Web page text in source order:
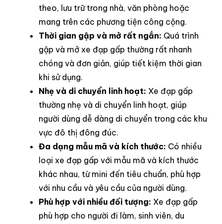
theo, lưu trữ trong nhà, văn phòng hoặc
mang trên các phương tiện công cộng.
Thời gian gập và mở rất ngắn: Quá trình
gập và mở xe đạp gấp thường rất nhanh
chóng và đơn giản, giúp tiết kiệm thời gian
khi sử dụng.
Nhẹ và di chuyển linh hoạt: Xe đạp gấp
thường nhẹ và di chuyển linh hoạt, giúp
người dùng dễ dàng di chuyển trong các khu
vực đô thị đông đúc.
Đa dạng mẫu mã và kích thước: Có nhiều
loại xe đạp gấp với mẫu mã và kích thước
khác nhau, từ mini đến tiêu chuẩn, phù hợp
với nhu cầu và yêu cầu của người dùng.
Phù hợp với nhiều đối tượng: Xe đạp gấp
phù hợp cho người đi làm, sinh viên, du